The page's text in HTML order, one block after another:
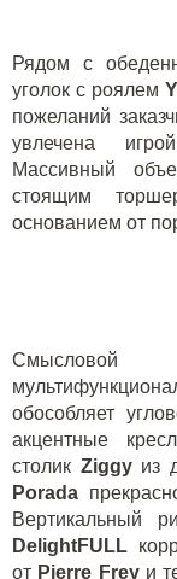
Рядом с
уголок с роялем
пожеланий
увлечена
Массивный
стоящим
основанием от
обособляет
акцентные
столик Ziggy из
Porada
Вертикальный
DelightFULL
от Pierre Frey и